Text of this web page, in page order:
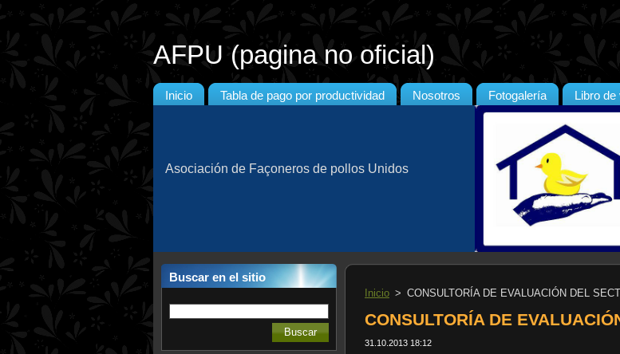
AFPU (pagina no oficial)
Inicio Tabla de pago por productividad Nosotros Fotogalería Libro
Asociación de Façoneros de pollos Unidos
Buscar en el sitio
Inicio > CONSULTORÍA DE EVALUACIÓN DEL
CONSULTORÍA DE
31.10.2013 18:12